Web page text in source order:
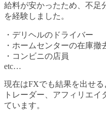
給料が安かったため、不足
を経験しました。
・デリヘルのドライバー
・ホームセンターの在庫撤
・コンビニの店員
etc…
現在はFXでも結果を出せ
トレーダー、アフィリエ
ています。